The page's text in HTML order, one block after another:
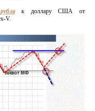
к доллару США от
V.